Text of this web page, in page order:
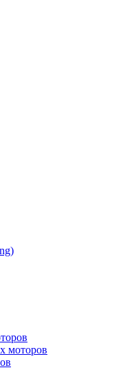
моторов